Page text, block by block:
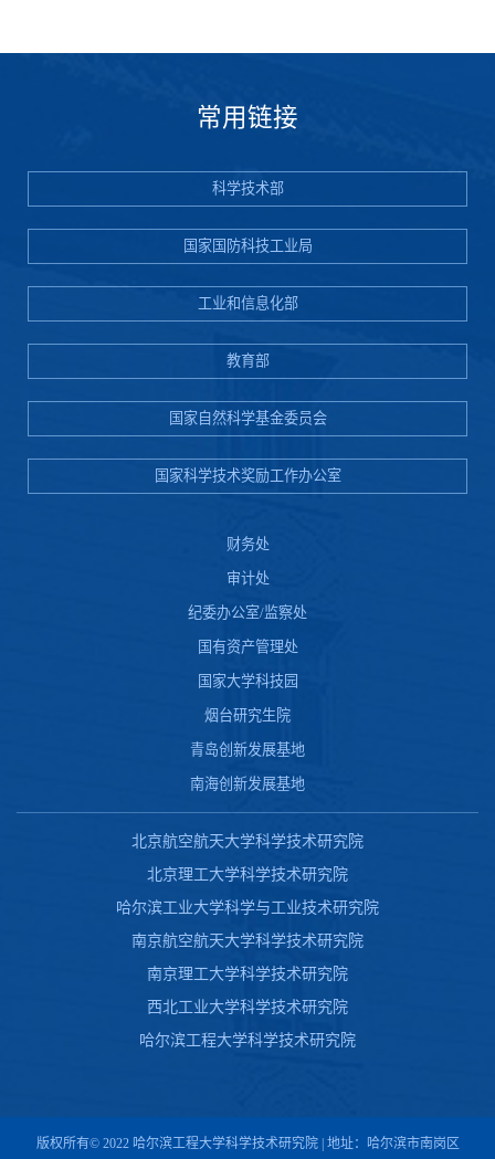
常用链接
科学技术部
国家国防科技工业局
工业和信息化部
教育部
国家自然科学基金委员会
国家科学技术奖励工作办公室
财务处
审计处
纪委办公室/监察处
国有资产管理处
国家大学科技园
烟台研究生院
青岛创新发展基地
南海创新发展基地
北京航空航天大学科学技术研究院
北京理工大学科学技术研究院
哈尔滨工业大学科学与工业技术研究院
南京航空航天大学科学技术研究院
南京理工大学科学技术研究院
西北工业大学科学技术研究院
哈尔滨工程大学科学技术研究院
版权所有© 2022 哈尔滨工程大学科学技术研究院 | 地址：哈尔滨市南岗区